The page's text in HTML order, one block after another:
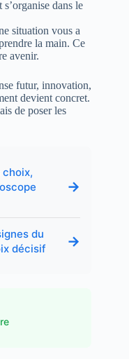
dans le
situation vous a
la main. Ce
avenir.
futur, innovation,
devient concret.
de poser les
→
du
décisif
→